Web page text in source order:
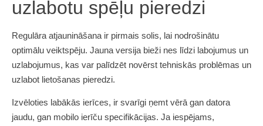
uzlabotu spēļu pieredzi
Regulāra atjaunināšana ir pirmais solis, lai nodrošinātu
optimālu veiktspēju. Jauna versija bieži nes līdzi labojumus un
uzlabojumus, kas var palīdzēt novērst tehniskās problēmas un
uzlabot lietošanas pieredzi.
Izvēloties labākās ierīces, ir svarīgi ņemt vērā gan datora
jaudu, gan mobilo ierīču specifikācijas. Ja iespējams,